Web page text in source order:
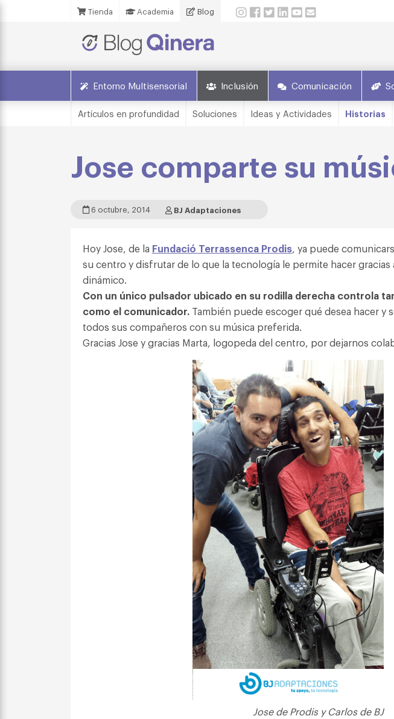
Tienda Academia Blog
Entorno Multisensorial Inclusión Comunicación
Artículos en profundidad Soluciones Ideas y Actividades Historias
Jose comparte su
6 octubre, 2014 BJ Adaptaciones
Hoy Jose, de la Fundació Terrassenca Prodis, ya puede
su centro y disfrutar de lo que la tecnología le permite hacer
dinámico.
Con un único pulsador ubicado en su rodilla derecha controla
como el comunicador. También puede escoger qué desea hacer y
todos sus compañeros con su música preferida.
Gracias Jose y gracias Marta, logopeda del centro, por dejarnos
Jose de Prodis y Carlos de BJ